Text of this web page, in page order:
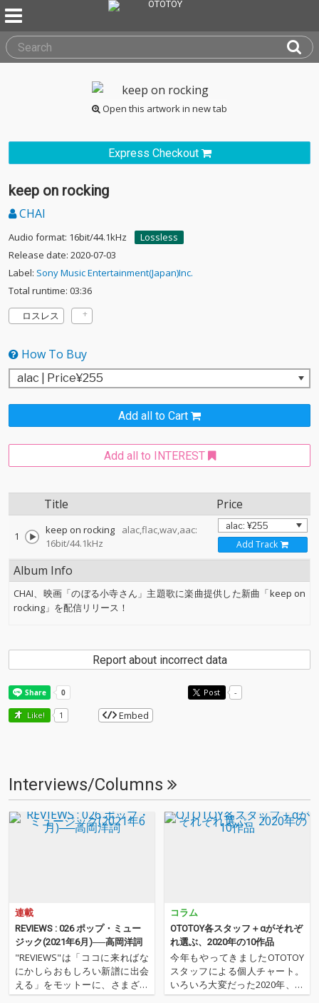
Open this artwork in new tab
Express Checkout
keep on rocking
CHAI
Audio format: 16bit/44.1kHz
Lossless
Release date: 2020-07-03
Label: Sony Music Entertainment(Japan)Inc.
Total runtime: 03:36
ロスレス
How To Buy
Add all to Cart
Add all to INTEREST
Title Price
1 keep on rocking
alac,flac,wav,aac:
16bit/44.1kHz
Add Track
Album Info
CHAI、映画「のぼる小寺さん」主題歌に楽曲提供した新曲「keep on
rocking」を配信リリース！
Report about incorrect data
Post -
Like! 1 Embed
Interviews/Columns
連載
REVIEWS : 026 ポップ・ミュー
ジック(2021年6月)──高岡洋詞
"REVIEWS"は「ココに来ればな
にかしらおもしろい新譜に出会
える」をモットーに、さまざま
な書き手が新譜（たいたい3ヶ
コラム
OTOTOY各スタッフ＋αがそれぞ
れ選ぶ、2020年の10作品
今年もやってきましたOTOTOY
スタッフによる個人チャート。
いろいろ大変だった2020年、な
にを聴いてOTOTOYを作ってい